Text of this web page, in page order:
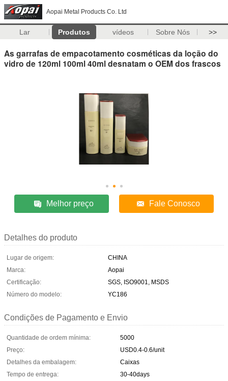
Aopai Metal Products Co. Ltd
Lar Produtos vídeos Sobre Nós >>
As garrafas de empacotamento cosméticas da loção do
vidro de 120ml 100ml 40ml desnatam o OEM dos frascos
Melhor preço Fale Conosco
Detalhes do produto
Lugar de origem:
CHINA
Marca:
Aopai
Certificação:
SGS, ISO9001, MSDS
Número do modelo:
YC186
Condições de Pagamento e Envio
Quantidade de ordem mínima:
5000
Preço:
USD0.4-0.6/unit
Detalhes da embalagem:
Caixas
Tempo de entrega:
30-40days